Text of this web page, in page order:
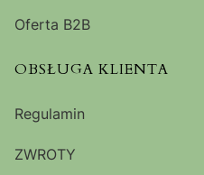
Oferta B2B
OBSŁUGA KLIENTA
Regulamin
ZWROTY